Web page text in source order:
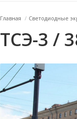
Главная / Светодиодные
ТСЭ-3 /